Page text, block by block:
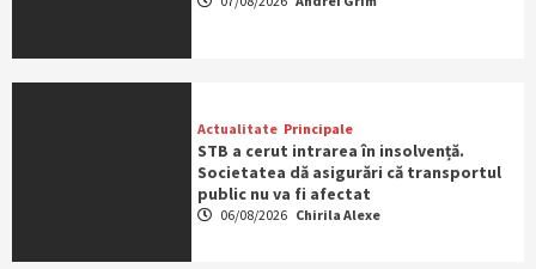
Actualitate Principale
STB a cerut intrarea în insolvență.
Societatea dă asigurări că transportul
public nu va fi afectat
06/08/2026 Chirila Alexe